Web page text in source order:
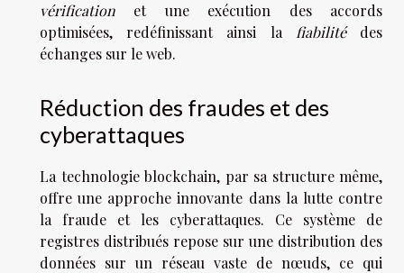
vérification et une exécution des accords
optimisées, redéfinissant ainsi la
fiabilitédes
échanges sur le web.
Réduction des fraudes et des
cyberattaques
La technologie blockchain, par sa structure même,
offre une approche innovante dans la lutte contre
la fraude et les cyberattaques. Ce système de
registres distribués repose sur une distribution des
données sur un réseau vaste de nœuds, ce qui